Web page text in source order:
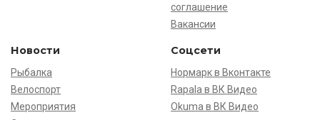
соглашение
Вакансии
Новости
Рыбалка
Велоспорт
Мероприятия
Соцсети
Нормарк в Вконтакте
Rapala в ВК Видео
Okuma в ВК Видео